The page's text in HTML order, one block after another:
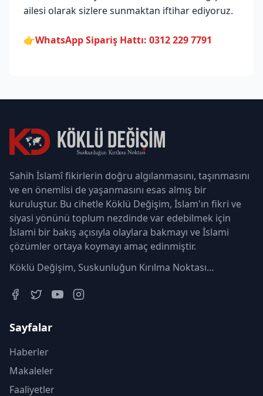
ailesi olarak sizlere sunmaktan iftihar ediyoruz.
👉WhatsApp Sipariş Hattı: 0312 229 7791
Sahih İslamî fikirlerin doğru algılanmasını, taşınmasını
ve en önemlisi de yaşanmasını esas almış bir
kuruluştur. Bu cihetle Köklü Değişim, İslam'ın fikri ve
siyasi yönünü toplum nezdinde var edebilmek için
İslami bir bakış açısıyla olaylara bakmayı ve İslami
çözümler ortaya koymayı amaç edinmiştir.
Köklü Değişim, Suskunluğun Kırılma Noktası...
Sayfalar
Haberler
Makaleler
Faaliyetler